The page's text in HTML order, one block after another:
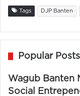
Tags DJP Banten
Popular Posts
Wagub Banten
Social